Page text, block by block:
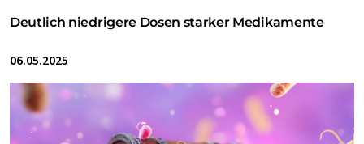
Deutlich niedrigere Dosen starker Medikamente
06.05.2025